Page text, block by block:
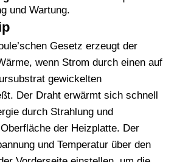
und Wartung.
Gesetz erzeugt der
wenn Strom durch einen auf
gewickelten
Der Draht erwärmt sich schnell
durch Strahlung und
der Heizplatte. Der
und Temperatur über den